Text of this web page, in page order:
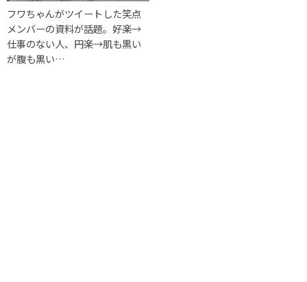
フワちゃんがツイートした笑点
メンバーの資料が話題。好楽→
仕事のない人、円楽→肌も黒い
が腹も黒い…